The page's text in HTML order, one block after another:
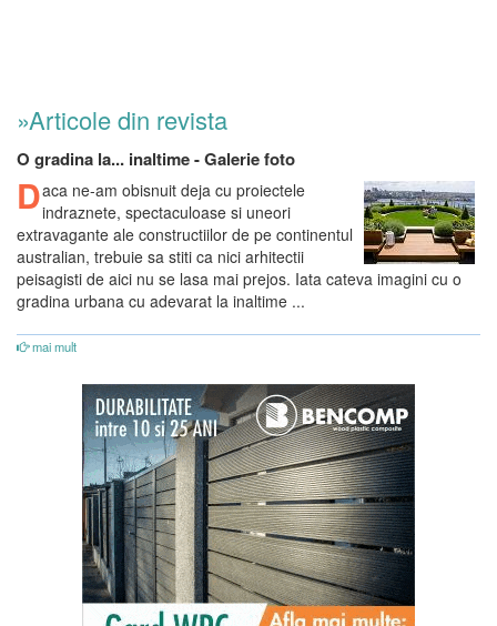
»Articole din revista
O gradina la... inaltime - Galerie foto
Daca ne-am obisnuit deja cu proiectele
indraznete, spectaculoase si uneori
extravagante ale constructiilor de pe continentul
australian, trebuie sa stiti ca nici arhitectii
peisagisti de aici nu se lasa mai prejos. Iata cateva imagini cu o
gradina urbana cu adevarat la inaltime ...
mai mult